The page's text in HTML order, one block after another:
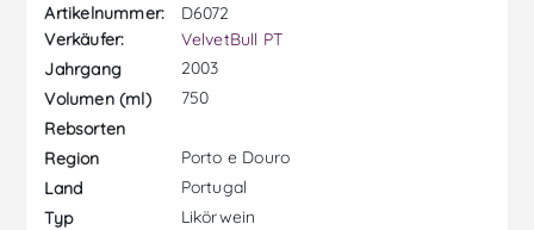
Artikelnummer:
D6072
Verkäufer:
VelvetBull PT
Jahrgang
2003
Volumen (ml)
750
Rebsorten
Region
Porto e Douro
Land
Portugal
Typ
Likörwein